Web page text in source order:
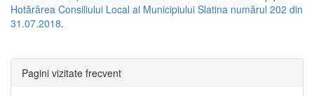
Hotărârea Consiliului Local al Municipiului Slatina numărul 202 din
31.07.2018.
Pagini vizitate frecvent